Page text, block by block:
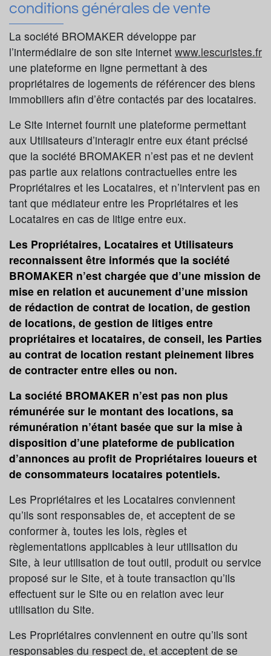
conditions générales de vente
La société BROMAKER développe par
l’intermédiaire de son site internet www.lescuristes.fr
une plateforme en ligne permettant à des
propriétaires de logements de référencer des biens
immobiliers afin d’être contactés par des locataires.
Le Site internet fournit une plateforme permettant
aux Utilisateurs d’interagir entre eux étant précisé
que la société BROMAKER n’est pas et ne devient
pas partie aux relations contractuelles entre les
Propriétaires et les Locataires, et n’intervient pas en
tant que médiateur entre les Propriétaires et les
Locataires en cas de litige entre eux.
Les Propriétaires, Locataires et Utilisateurs
reconnaissent être informés que la société
BROMAKER n’est chargée que d’une mission de
mise en relation et aucunement d’une mission
de rédaction de contrat de location, de gestion
de locations, de gestion de litiges entre
propriétaires et locataires, de conseil, les Parties
au contrat de location restant pleinement libres
de contracter entre elles ou non.
La société BROMAKER n’est pas non plus
rémunérée sur le montant des locations, sa
rémunération n’étant basée que sur la mise à
disposition d’une plateforme de publication
d’annonces au profit de Propriétaires loueurs et
de consommateurs locataires potentiels.
Les Propriétaires et les Locataires conviennent
qu’ils sont responsables de, et acceptent de se
conformer à, toutes les lois, règles et
règlementations applicables à leur utilisation du
Site, à leur utilisation de tout outil, produit ou service
proposé sur le Site, et à toute transaction qu’ils
effectuent sur le Site ou en relation avec leur
utilisation du Site.
Les Propriétaires conviennent en outre qu’ils sont
responsables du respect de, et acceptent de se